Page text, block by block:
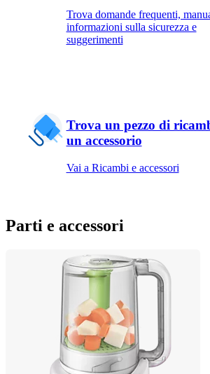
Trova domande frequenti,
informazioni sulla sicurezza e
suggerimenti
Trova un pezzo di
un accessorio
Vai a Ricambi e accessori
Parti e accessori